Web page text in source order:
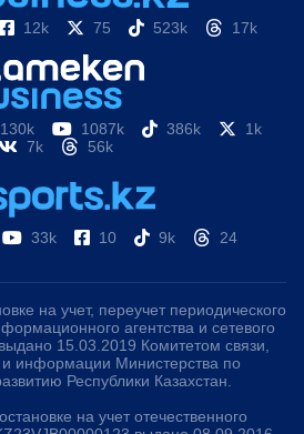
12k 75 523k 17k
130k 1087k 386k
1k
7k
56k
33k 10 9k 24
на учет, переучет периодического
агентства и сетевого
15.03.2019 Комитетом связи,
информации Министерства по
Республики Казахстан.
на учет отечественного